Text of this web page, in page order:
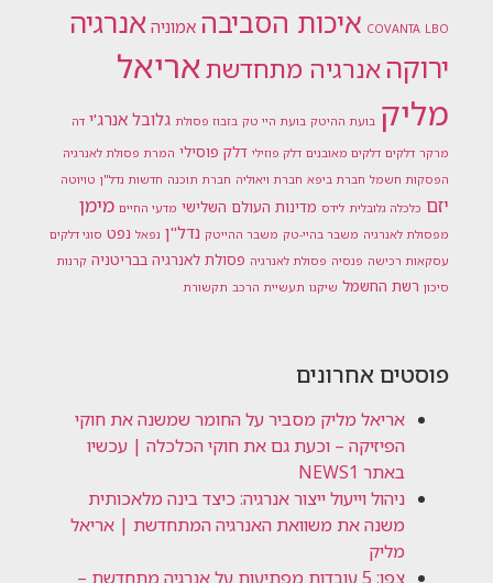
COVANTA LBO איכות הסביבה אמוניה אנרגיה
ירוקהאנרגיה מתחדשתאריאל
מליק בועת ההיטק בועת היי טק בזבוז פסולת גלובל אנרג'י דה
מרקר דלקים דלקים מאובנים דלק פוזילי דלק פוסילי המרת פסולת לאנרגיה
הפסקות חשמל חברת ביפא חברת ויאוליה חברת תוכנה חדשות נדל"ן טויוטה
יזם כלכלה גלובלית לידס מדינות העולם השלישי מדעי החיים מימן
מפסולת לאנרגיה משבר בהיי-טק משבר ההייטק נדל"ן נפאל נפט סוגי דלקים
עסקאות רכישה פנסיה פסולת לאנרגיה פסולת לאנרגיה בבריטניה קרנות
סיכון רשת החשמל שיקגו תעשיית הרכב תקשורת
פוסטים אחרונים
אריאל מליק מסביר על החומר שמשנה את חוקי
הפיזיקה – וכעת גם את חוקי הכלכלה | עכשיו
באתר NEWS1
ניהול וייעול ייצור אנרגיה: כיצד בינה מלאכותית
משנה את משוואת האנרגיה המתחדשת | אריאל
מליק
צפו: 5 עובדות מפתיעות על אנרגיה מתחדשת –